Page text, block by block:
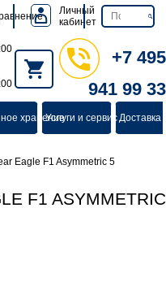
Личный
кабинет
+7 495
941 99 33
хранениеУслуги и сервисДоставка
Eagle F1 Asymmetric 5
F1 ASYMMETRIC